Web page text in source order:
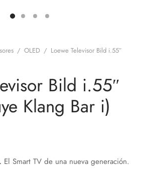
/ OLED / Loewe Televisor Bild i.55″
Bild i.55″
Klang Bar i)
El Smart TV de una nueva generación.